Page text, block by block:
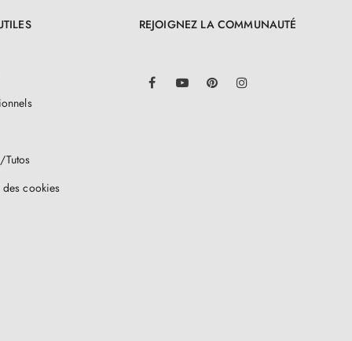
cookies
REJOIGNEZ LA COMMUNAUTÉ
FacebookYouTube Pinterest